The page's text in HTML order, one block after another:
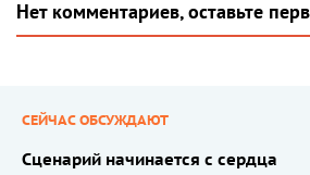
Нет комментариев, оставьте
СЕЙЧАС ОБСУЖДАЮТ
Сценарий начинается с сердца